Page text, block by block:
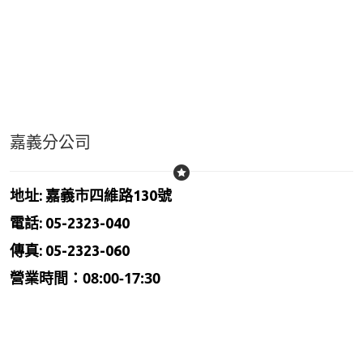
嘉義分公司
地址: 嘉義市四維路130號
電話: 05-2323-040
傳真: 05-2323-060
營業時間：08:00-17:30